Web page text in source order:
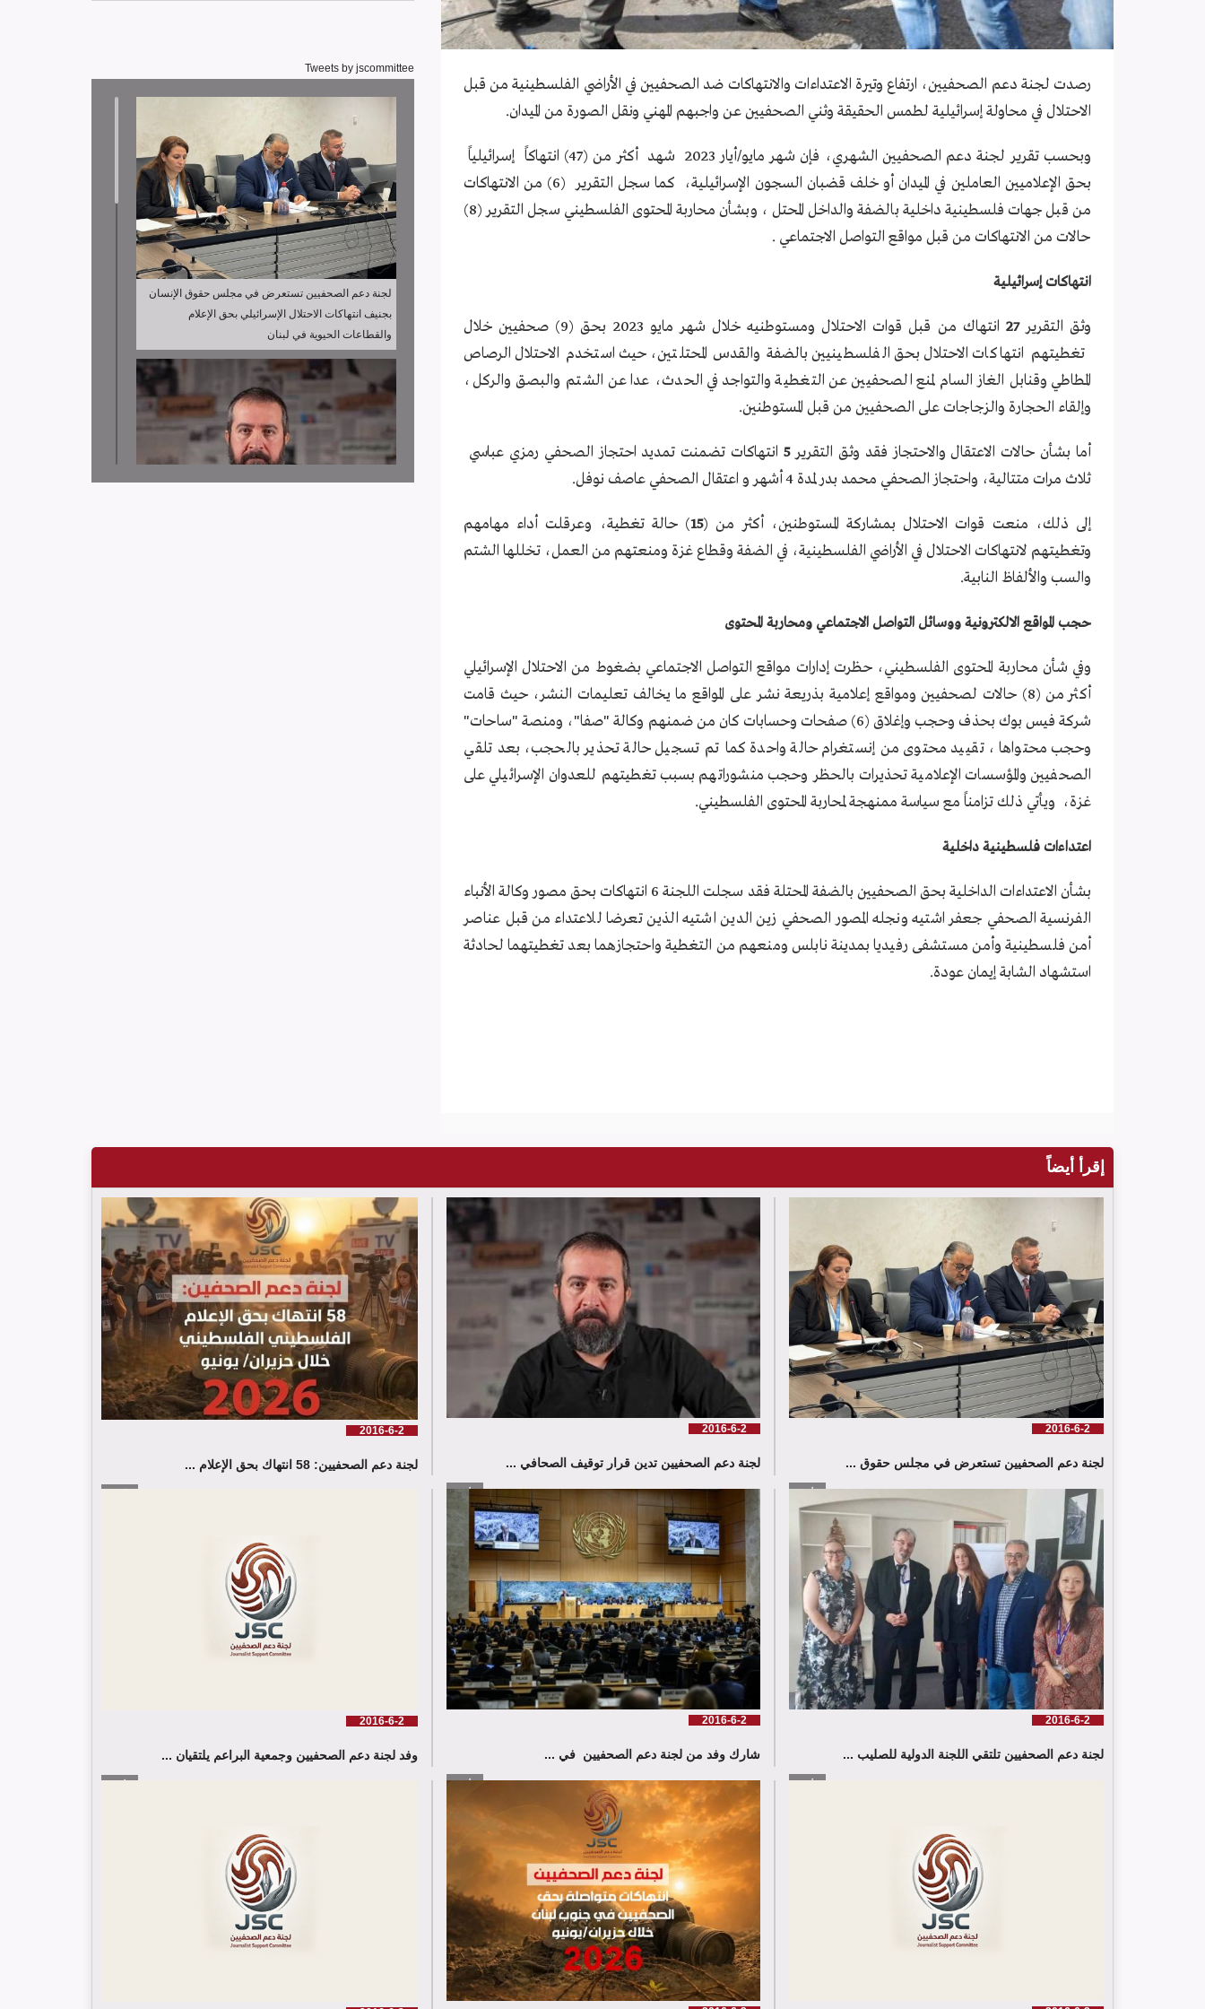
رصدت لجنة دعم الصحفيين، ارتفاع وتيرة الاعتداءات والانتهاكات ضد الصحفيين في الأراضي الفلسطينية من قبل
الاحتلال في محاولة إسرائيلية لطمس الحقيقة وثني الصحفيين عن واجبهم المهني ونقل الصورة من الميدان.
وبحسب تقرير لجنة دعم الصحفيين الشهري، فإن شهر مايو/أيار 2023 شهد أكثر من (47) انتهاكاً إسرائيلياً
بحق الإعلاميين العاملين في الميدان أو خلف قضبان السجون الإسرائيلية، كما سجل التقرير (6) من الانتهاكات
من قبل جهات فلسطينية داخلية بالضفة والداخل المحتل ، وبشأن محاربة المحتوى الفلسطيني سجل التقرير (8)
حالات من الانتهاكات من قبل مواقع التواصل الاجتماعي .
انتهاكات إسرائيلية
وثق التقرير27
انتهاك من قبل قوات الاحتلال ومستوطنيه خلال شهر مايو 2023 بحق (9) صحفيين خلال
تغطيتهم انتهاكات الاحتلال بحق الفلسطينيين بالضفة والقدس المحتلتين، حيث استخدم الاحتلال الرصاص
المطاطي وقنابل الغاز السام لمنع الصحفيين عن التغطية والتواجد في الحدث، عدا عن الشتم والبصق والركل،
وإلقاء الحجارة والزجاجات على الصحفيين من قبل المستوطنين.
أما بشأن حالات الاعتقال والاحتجاز فقد وثق التقرير5 انتهاكات تضمنت تمديد احتجاز الصحفي رمزي عباسي
ثلاث مرات متتالية، واحتجاز الصحفي محمد بدر لمدة 4 أشهر و اعتقال الصحفي عاصف نوفل.
إلى ذلك، منعت قوات الاحتلال بمشاركة المستوطنين، أكثر من (15) حالة تغطية، وعرقلت أداء مهامهم
وتغطيتهم لانتهاكات الاحتلال في الأراضي الفلسطينية، في الضفة وقطاع غزة ومنعتهم من العمل، تخللها الشتم
والسب والألفاظ النابية.
حجب المواقع الالكترونية ووسائل التواصل الاجتماعي ومحاربة المحتوى
وفي شأن محاربة المحتوى الفلسطيني، حظرت إدارات مواقع التواصل الاجتماعي بضغوط من الاحتلال الإسرائيلي
أكثر من (8) حالات لصحفيين ومواقع إعلامية بذريعة نشر على المواقع ما يخالف تعليمات النشر، حيث قامت
شركة فيس بوك بحذف وحجب وإغلاق (6) صفحات وحسابات كان من ضمنهم وكالة "صفا"، ومنصة "ساحات"
وحجب محتواها ، تقييد محتوى من إنستغرام حالة واحدة كما تم تسجيل حالة تحذير بالحجب، بعد تلقي
الصحفيين والمؤسسات الإعلامية تحذيرات بالحظر وحجب منشوراتهم بسبب تغطيتهم للعدوان الإسرائيلي على
غزة، ويأتي ذلك تزامناً مع سياسة ممنهجة لمحاربة المحتوى الفلسطيني.
اعتداءات فلسطينية داخلية
بشأن الاعتداءات الداخلية بحق الصحفيين بالضفة المحتلة فقد سجلت اللجنة 6 انتهاكات بحق مصور وكالة الأنباء
الفرنسية الصحفي جعفر اشتيه ونجله المصور الصحفي زين الدين اشتيه الذين تعرضا للاعتداء من قبل عناصر
أمن فلسطينية وأمن مستشفى رفيديا بمدينة نابلس ومنعهم من التغطية واحتجازهما بعد تغطيتهما لحادثة
استشهاد الشابة إيمان عودة.
Tweets by jscommittee
لجنة دعم الصحفيين تستعرض في مجلس حقوق الإنسان
بجنيف انتهاكات الاحتلال الإسرائيلي بحق الإعلام
والقطاعات الحيوية في لبنان
شارك وفد من لجنة دعم الصحفيين في جلسة اعتماد
الاستعراض الدوي الشامل حول لبنان في مقر الامم
المتحدة في جنيف حيث القت اللجنة كلمة باسم جمعية
البراعم للعمل الاجتماعي
إقرأ أيضاً
2016-6-2
لجنة دعم الصحفيين تستعرض في مجلس حقوق ...
2016-6-2
لجنة دعم الصحفيين تدين قرار توقيف الصحافي ...
2016-6-2
لجنة دعم الصحفيين: 58 انتهاك بحق الإعلام ...
2016-6-2
لجنة دعم الصحفيين تلتقي اللجنة الدولية للصليب ...
2016-6-2
شارك وفد من لجنة دعم الصحفيين في ...
2016-6-2
وفد لجنة دعم الصحفيين وجمعية البراعم يلتقيان ...